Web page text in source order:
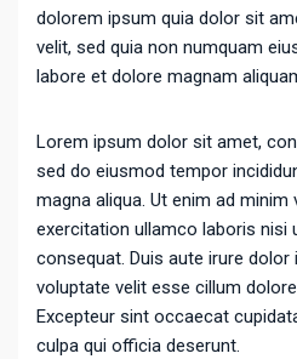
dolorem ipsum quia dolor sit
velit, sed quia non numquam
labore et dolore magnam
Lorem ipsum dolor sit amet,
sed do eiusmod tempor
magna aliqua. Ut enim ad minim
exercitation ullamco laboris nisi
consequat. Duis aute irure dolor
voluptate velit esse cillum
Excepteur sint occaecat
culpa qui officia deserunt.